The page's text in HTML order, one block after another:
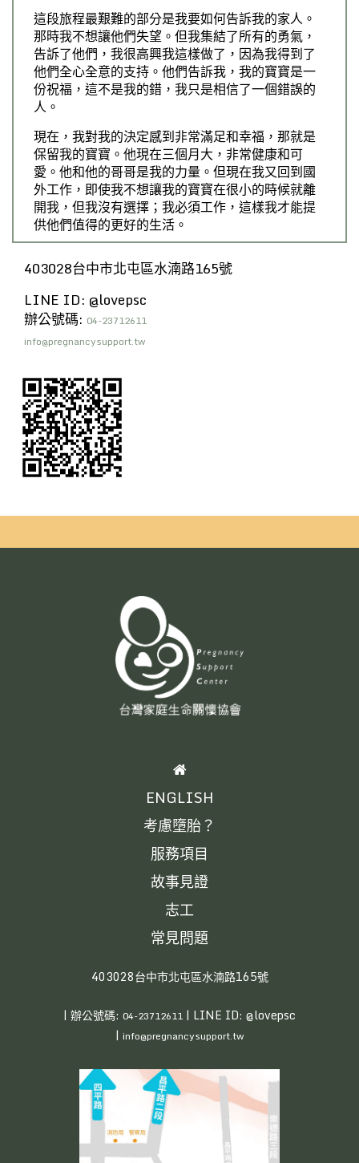
這段旅程最艱難的部分是我要如何告訴我的家人。
那時我不想讓他們失望。但我集結了所有的勇氣，
告訴了他們，我很高興我這樣做了，因為我得到了
他們全心全意的支持。他們告訴我，我的寶寶是一
份祝福，這不是我的錯，我只是相信了一個錯誤的
人。
現在，我對我的決定感到非常滿足和幸福，那就是
保留我的寶寶。他現在三個月大，非常健康和可
愛。他和他的哥哥是我的力量。但現在我又回到國
外工作，即使我不想讓我的寶寶在很小的時候就離
開我，但我沒有選擇；我必須工作，這樣我才能提
供他們值得的更好的生活。
403028台中市北屯區水湳路165號
LINE ID: @lovepsc
辦公號碼: 04-23712611
info@pregnancysupport.tw
HOME
ENGLISH
考慮墮胎？
服務項目
故事見證
志工
常見問題
403028台中市北屯區水湳路165號
| 辦公號碼: 04-23712611 | LINE ID: @lovepsc
| info@pregnancysupport.tw